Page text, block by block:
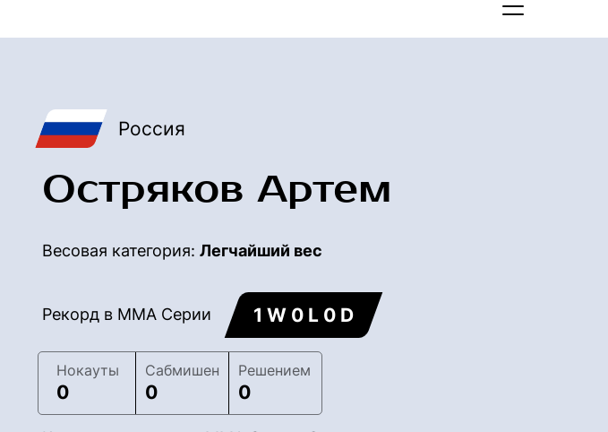
Россия
Остряков Артем
Весовая категория: Легчайший вес
Рекорд в ММА Серии 1 W 0 L 0 D
Нокауты
0
Сабмишен
0
Решением
0